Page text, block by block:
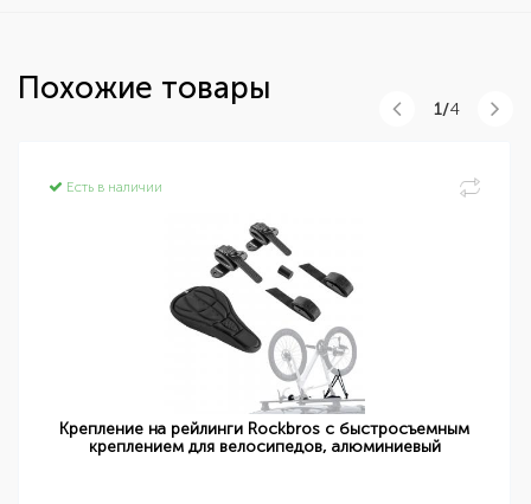
Похожие товары
Есть в наличии
Крепление на рейлинги Rockbros с быстросъемным
креплением для велосипедов, алюминиевый
1/4